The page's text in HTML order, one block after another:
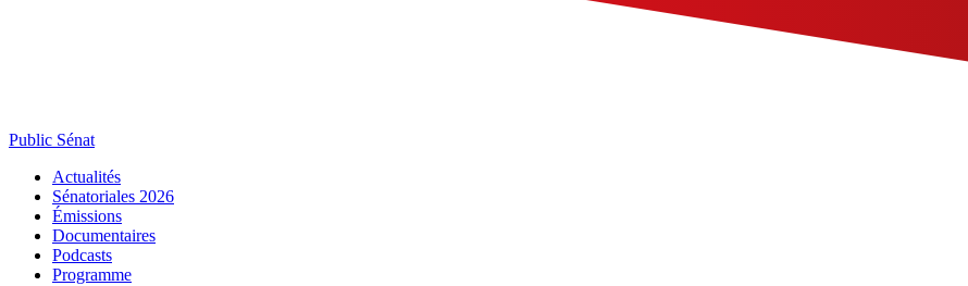
Public Sénat
Actualités
Sénatoriales 2026
Émissions
Documentaires
Podcasts
Programme